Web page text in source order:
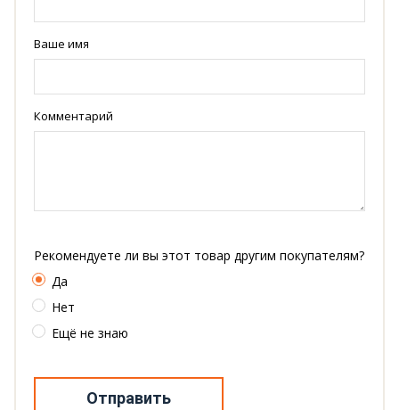
Ваше имя
Комментарий
Рекомендуете ли вы этот товар другим покупателям?
Да
Нет
Ещё не знаю
Отправить